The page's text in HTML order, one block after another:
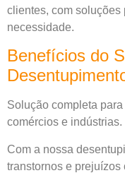
clientes, com
necessidade.
Benefícios do
Solução completa
comércios e indústrias.
Com a nossa
transtornos e prejuízos